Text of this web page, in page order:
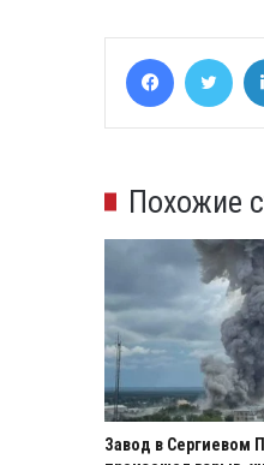
Facebook
Похожие
Завод в Сергиевом